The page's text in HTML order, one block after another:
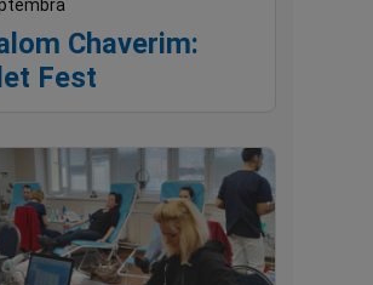
Chaverim:
Fest